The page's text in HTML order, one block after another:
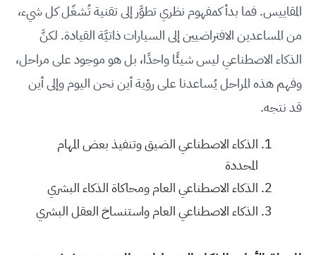
المقاييس. فما بدأ كمفهوم نظري تطوَّر إلى تقنية تُشغّل كل شيء،
من المساعدين الافتراضيين إلى السيارات ذاتيَّة القيادة. لكنَّ
الذكاء الاصطناعي ليس شيئًا واحدًا، بل هو موجود على مراحل،
وفهم هذه المراحل يُساعدنا على رؤية أين نحن اليوم وإلى أين
قد نتجه.
الذكاء الاصطناعي الضيق وتنفيذ بعض المهام
المحددة
الذكاء الاصطناعي العام ومحاكاة الذكاء البشري
الذكاء الاصطناعي العام واستنساخ العقل البشري